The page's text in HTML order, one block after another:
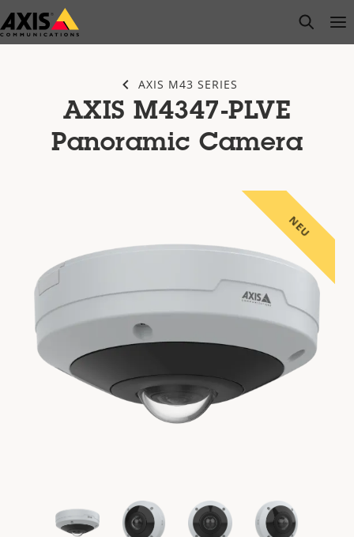
Zum
Hauptinhalt
open
AXIS M43 SERIES
AXIS M4347-PLVE
Panoramic Camera
NEU